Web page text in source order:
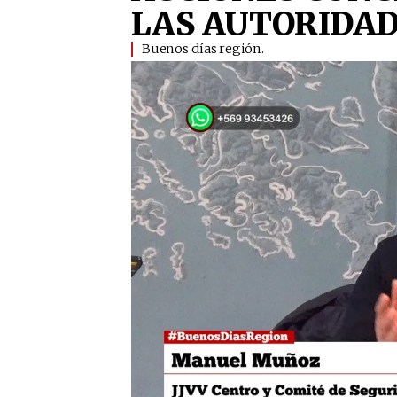
LAS
Buenos días región.